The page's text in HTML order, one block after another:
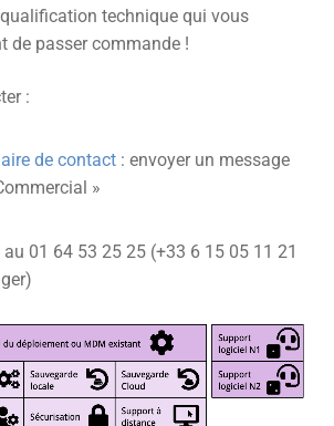
technique qui vous
de passer commande !
:
de contact: envoyer un message
»
01 64 53 25 25‬ (+33 6 15 05 11 21‬